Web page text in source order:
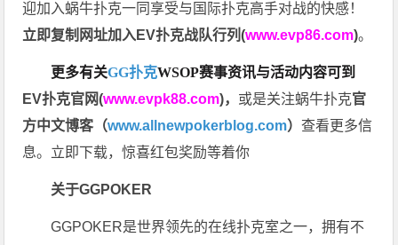
迎加入蜗牛扑克一同享受与国际扑克高手对战的快感！
立即复制网址加入EV扑克战队行列(www.evp86.com)。
更多有关GG扑克WSOP赛事资讯与活动内容可到
EV扑克官网(www.evpk88.com)， 或是关注蜗牛扑克官
方中文博客（www.allnewpokerblog.com）查看更多信
息。立即下载，惊喜红包奖励等着你
关于GGPOKER
GGPOKER是世界领先的在线扑克室之一，拥有不